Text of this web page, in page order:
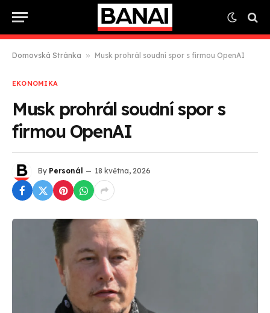
Domovská Stránka » Musk prohrál soudní spor s firmou OpenAI
EKONOMIKA
Musk prohrál soudní spor s
firmou OpenAI
By Personál 18 května, 2026